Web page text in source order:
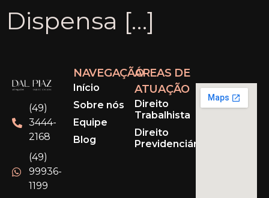
Dispensa […]
(49)
3444-
2168
(49)
99936-
1199
NAVEGAÇÃO
Início
Sobre nós
Equipe
Blog
ÁREAS DE
ATUAÇÃO
Direito
Trabalhista
Direito
Previdenciário